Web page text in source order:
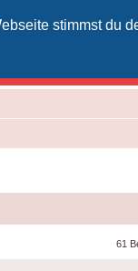
stimmst du
61